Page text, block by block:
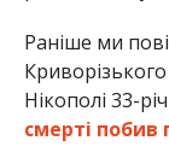
Раніше ми
Нікополі 33-
смерті побив